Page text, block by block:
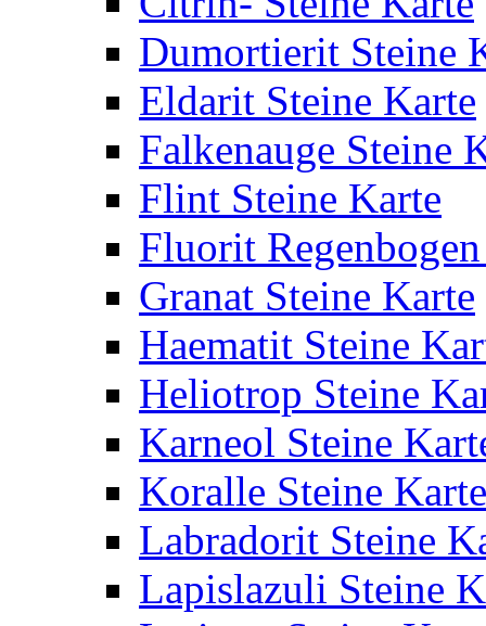
Dumortierit Steine
Eldarit Steine Karte
Falkenauge Steine
Flint Steine Karte
Fluorit
Granat Steine Karte
Haematit Steine
Heliotrop Steine
Karneol Steine
Koralle Steine Karte
Labradorit Steine
Lapislazuli Steine